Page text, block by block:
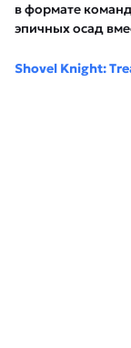
в формате
эпичных осад
Shovel Knight: